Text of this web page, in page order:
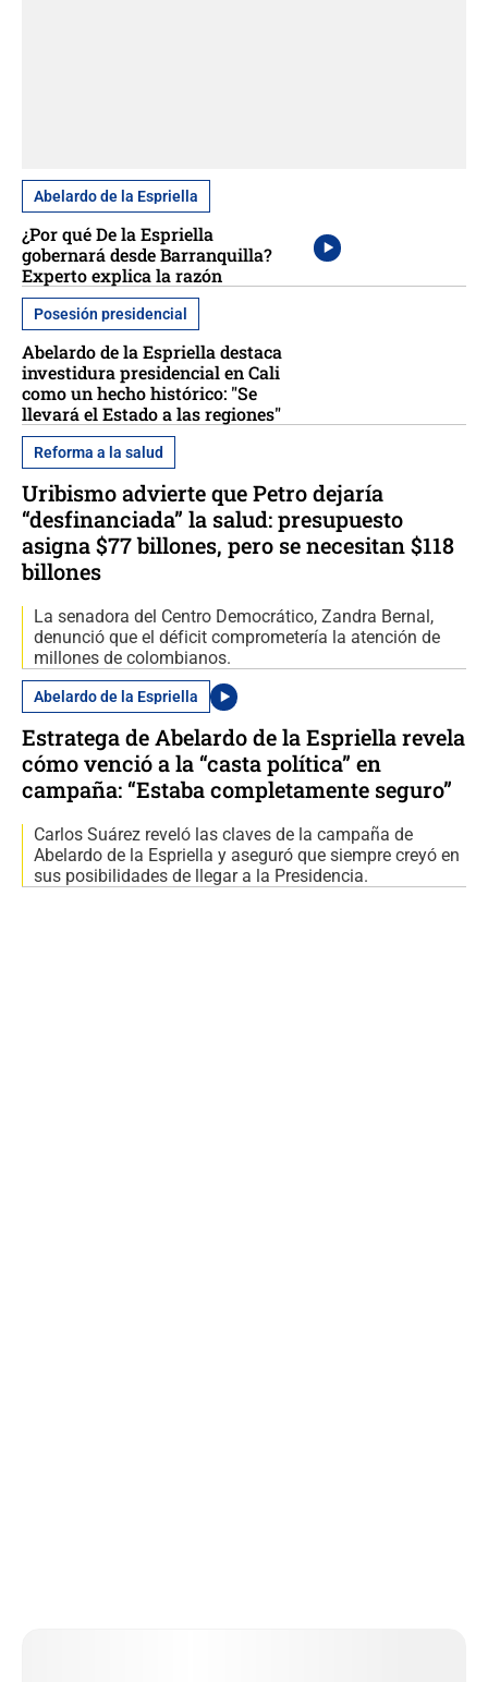
Abelardo de la Espriella
¿Por qué De la Espriella
gobernará desde Barranquilla?
Experto explica la razón
Posesión presidencial
Abelardo de la Espriella destaca
investidura presidencial en Cali
como un hecho histórico: "Se
llevará el Estado a las regiones"
Reforma a la salud
Uribismo advierte que Petro dejaría
“desfinanciada” la salud: presupuesto
asigna $77 billones, pero se necesitan $118
billones
La senadora del Centro Democrático, Zandra Bernal,
denunció que el déficit comprometería la atención de
millones de colombianos.
Abelardo de la Espriella
Estratega de Abelardo de la Espriella revela
cómo venció a la “casta política” en
campaña: “Estaba completamente seguro”
Carlos Suárez reveló las claves de la campaña de
Abelardo de la Espriella y aseguró que siempre creyó en
sus posibilidades de llegar a la Presidencia.